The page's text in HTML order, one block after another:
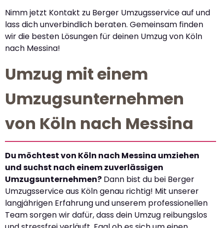
Nimm jetzt Kontakt zu Berger Umzugsservice auf und
lass dich unverbindlich beraten. Gemeinsam finden
wir die besten Lösungen für deinen Umzug von Köln
nach Messina!
Umzug mit einem
Umzugsunternehmen
von Köln nach Messina
Du möchtest von Köln nach Messina umziehen
und suchst nach einem zuverlässigen
Umzugsunternehmen? Dann bist du bei Berger
Umzugsservice aus Köln genau richtig! Mit unserer
langjährigen Erfahrung und unserem professionellen
Team sorgen wir dafür, dass dein Umzug reibungslos